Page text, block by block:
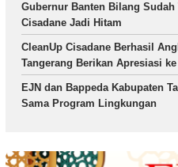
Gubernur Banten Bilang
Cisadane Jadi Hitam
CleanUp Cisadane Berhasil
Tangerang Berikan Apresiasi
EJN dan Bappeda Kabupaten
Sama Program Lingkungan